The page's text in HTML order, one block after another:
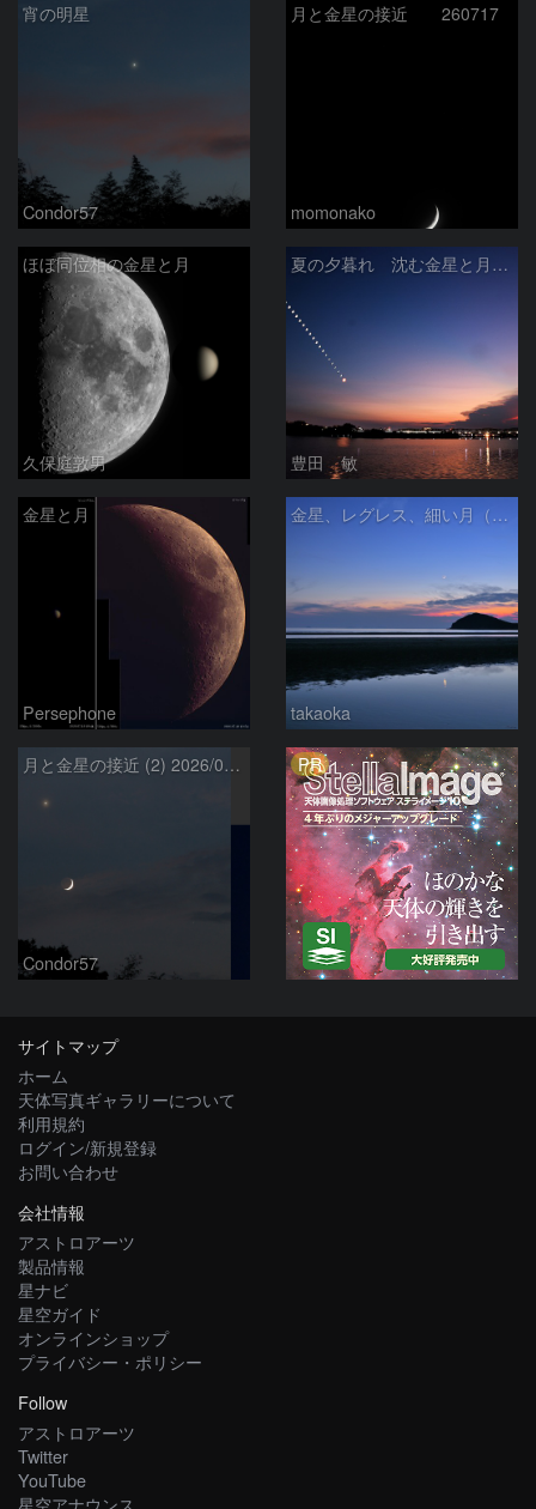
宵の明星
Condor57
月と金星の接近 260717
momonako
ほぼ同位相の金星と月
久保庭敦男
夏の夕暮れ 沈む金星と月 2026/7/20
豊田 敏
金星と月
Persephone
金星、レグレス、細い月（７月１６日）
takaoka
月と金星の接近 (2) 2026/07/17
Condor57
PR
サイトマップ
ホーム
天体写真ギャラリーについて
利用規約
ログイン/新規登録
お問い合わせ
会社情報
アストロアーツ
製品情報
星ナビ
星空ガイド
オンラインショップ
プライバシー・ポリシー
Follow
アストロアーツ
Twitter
YouTube
星空アナウンス